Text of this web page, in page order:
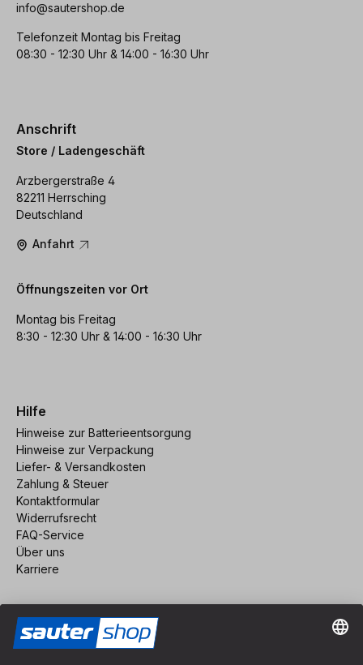
info@sautershop.de
Telefonzeit Montag bis Freitag
08:30 - 12:30 Uhr & 14:00 - 16:30 Uhr
Anschrift
Store / Ladengeschäft
Arzbergerstraße 4
82211 Herrsching
Deutschland
Anfahrt
Öffnungszeiten vor Ort
Montag bis Freitag
8:30 - 12:30 Uhr & 14:00 - 16:30 Uhr
Hilfe
Hinweise zur Batterieentsorgung
Hinweise zur Verpackung
Liefer- & Versandkosten
Zahlung & Steuer
Kontaktformular
Widerrufsrecht
FAQ-Service
Über uns
Karriere